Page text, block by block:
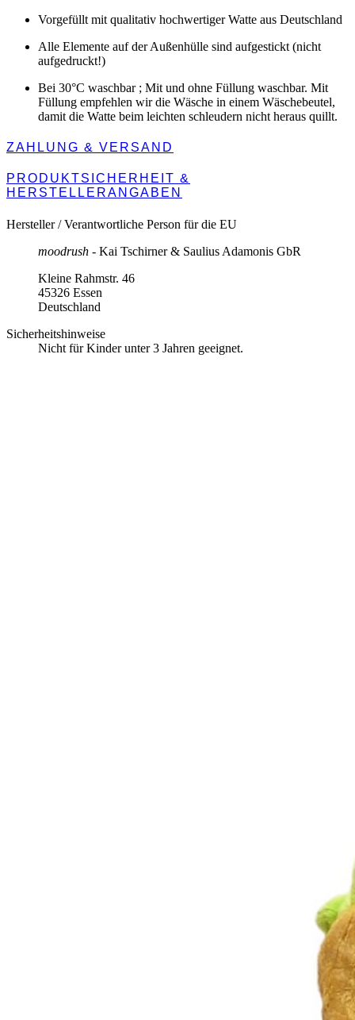
Vorgefüllt mit qualitativ hochwertiger Watte aus Deutschland
Alle Elemente auf der Außenhülle sind aufgestickt (nicht
aufgedruckt!)
Bei 30°C waschbar ; Mit und ohne Füllung waschbar. Mit
Füllung empfehlen wir die Wäsche in einem Wäschebeutel,
damit die Watte beim leichten schleudern nicht heraus quillt.
ZAHLUNG & VERSAND
PRODUKTSICHERHEIT &
HERSTELLERANGABEN
Hersteller / Verantwortliche Person für die EU
moodrush - Kai Tschirner & Saulius Adamonis GbR
Kleine Rahmstr. 46
45326 Essen
Deutschland
Sicherheitshinweise
Nicht für Kinder unter 3 Jahren geeignet.